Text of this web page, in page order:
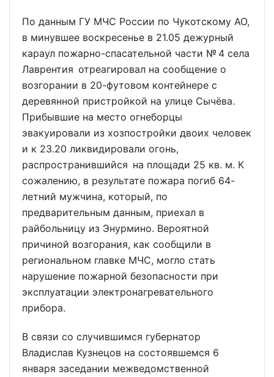
По данным ГУ МЧС России по Чукотскому АО,
в минувшее воскресенье в 21.05 дежурный
караул пожарно-спасательной части № 4 села
Лаврентия отреагировал на сообщение о
возгорании в 20-футовом контейнере с
деревянной пристройкой на улице Сычёва.
Прибывшие на место огнеборцы
эвакуировали из хозпостройки двоих человек
и к 23.20 ликвидировали огонь,
распространившийся на площади 25 кв. м. К
сожалению, в результате пожара погиб 64-
летний мужчина, который, по
предварительным данным, приехал в
райбольницу из Энурмино. Вероятной
причиной возгорания, как сообщили в
региональном главке МЧС, могло стать
нарушение пожарной безопасности при
эксплуатации электронагревательного
прибора.
В связи со случившимся губернатор
Владислав Кузнецов на состоявшемся 6
января заседании межведомственной